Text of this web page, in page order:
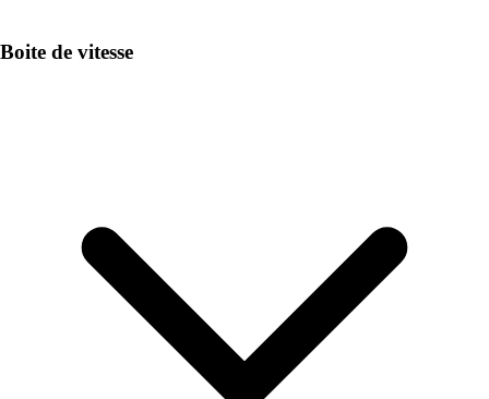
Boite de vitesse